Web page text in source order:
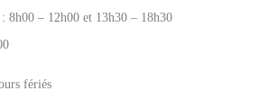
8h00 – 12h00 et 13h30 – 18h30
fériés